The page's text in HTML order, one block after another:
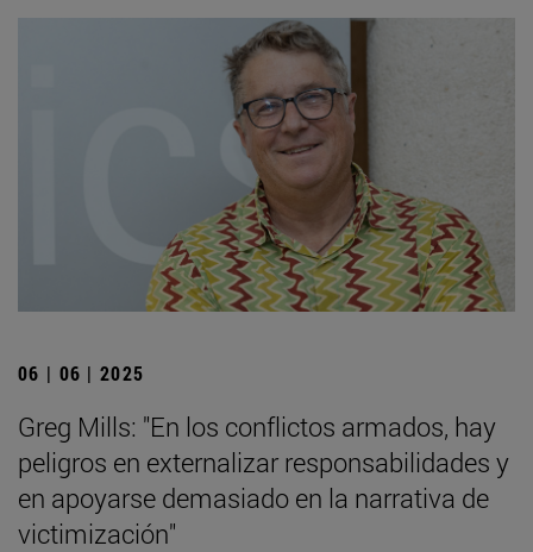
06 | 06 | 2025
Greg Mills: "En los conflictos armados, hay
peligros en externalizar responsabilidades y
en apoyarse demasiado en la narrativa de
victimización"